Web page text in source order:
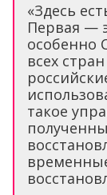
«Здесь
Первая —
особенно
всех
такое